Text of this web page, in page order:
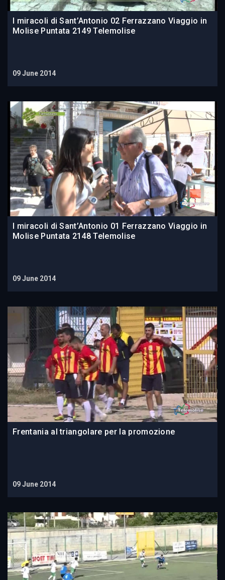
I miracoli di Sant’Antonio 02 Ferrazzano Viaggio in
Molise Puntata 2149 Telemolise
09 June 2014
I miracoli di Sant’Antonio 01 Ferrazzano Viaggio in
Molise Puntata 2148 Telemolise
09 June 2014
Frentania al triangolare per la promozione
09 June 2014